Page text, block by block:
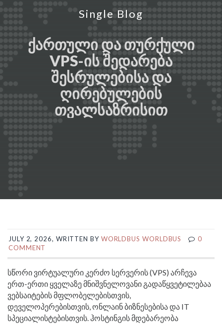
Single Blog
ᲥᲐᲠᲗᲣᲚᲘ ᲓᲐ ᲗᲣᲠᲥᲣᲚᲘ
VPS-ᲘᲡ ᲨᲔᲓᲐᲠᲔᲑᲐ
ᲨᲔᲡᲠᲣᲚᲔᲑᲘᲡᲐ ᲓᲐ
ᲦᲘᲠᲔᲑᲣᲚᲔᲑᲘᲡ
ᲗᲕᲐᲚᲡᲐᲖᲠᲘᲡᲘᲗ
JULY 2, 2026, WRITTEN BY WORLDBUS WORLDBUS
0
COMMENT
სწორი ვირტუალური კერძო სერვერის (VPS) არჩევა
ერთ-ერთი ყველაზე მნიშვნელოვანი გადაწყვეტილებაა
ვებსაიტების მფლობელებისთვის,
დეველოპერებისთვის, ონლაინ ბიზნესებისა და IT
სპეციალისტებისთვის. ჰოსტინგის მდებარეობა